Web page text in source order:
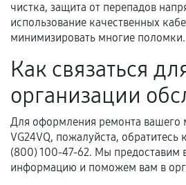
условия продления
фиксируются в документах.
Когда гарантия не
Нарушение правил
механические
перегрев, коррозия.
Самостоятельный ремонт
чистка, защита от перепадов
использование качественных
минимизировать многие поломки.
Как связаться
организации
Для оформления ремонта вашего
VG24VQ, пожалуйста, обратитесь
(800) 100-47-62. Мы предоставим
информацию и поможем вам в